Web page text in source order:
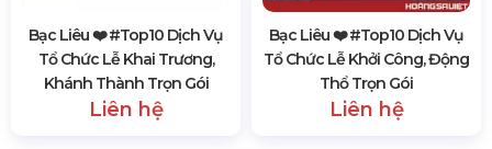
Bạc Liêu ❤️️ #top10 Dịch Vụ
Tổ Chức Lễ Khai Trương,
Khánh Thành Trọn Gói
Liên hệ
Bạc Liêu ❤️️ #top10 Dịch Vụ
Tổ Chức Lễ Khởi Công, Động
Thổ Trọn Gói
Liên hệ